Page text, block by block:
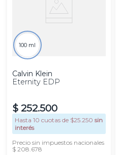
100 ml
Calvin Klein
Eternity EDP
$ 252.500
Hasta 10 cuotas de $25.250 sin
interés
Precio sin impuestos nacionales
$ 208.678